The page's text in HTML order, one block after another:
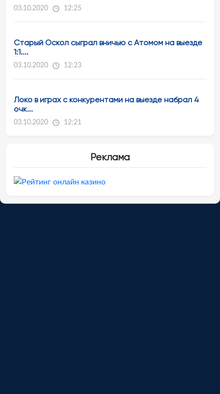
03.10.2020 12:25
Старый Оскол сыграл вничью с Атомом на выезде
1:1....
03.10.2020 12:23
Локо в играх с конкурентами на выезде набрал 4
очк...
03.10.2020 12:21
Реклама